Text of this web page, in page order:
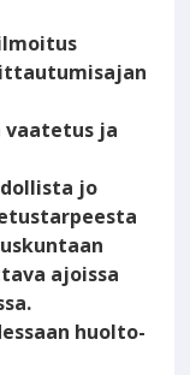
ja
jo
ajoissa
huolto-